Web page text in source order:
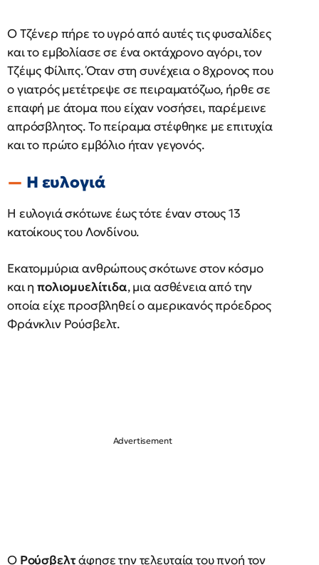
Ο Τζένερ πήρε το υγρό από αυτές τις φυσαλίδες
και το εμβολίασε σε ένα οκτάχρονο αγόρι, τον
Τζέιμς Φίλιπς. Όταν στη συνέχεια ο 8χρονος που
ο γιατρός μετέτρεψε σε πειραματόζωο, ήρθε σε
επαφή με άτομα που είχαν νοσήσει, παρέμεινε
απρόσβλητος. Το πείραμα στέφθηκε με επιτυχία
και το πρώτο εμβόλιο ήταν γεγονός.
Η ευλογιά
Η ευλογιά σκότωνε έως τότε έναν στους 13
κατοίκους του Λονδίνου.
Εκατομμύρια ανθρώπους σκότωνε στον κόσμο
και ηπολιομυελίτιδα, μια ασθένεια από την
οποία είχε προσβληθεί ο αμερικανός πρόεδρος
Φράνκλιν Ρούσβελτ.
Ο Ρούσβελτάφησε την τελευταία του πνοή τον